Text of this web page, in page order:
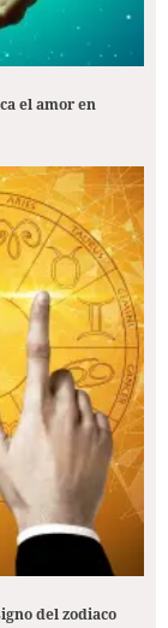
el amor en
del zodiaco